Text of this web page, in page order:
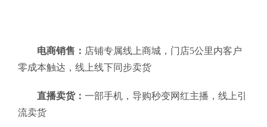
电商销售： 店铺专属线上商城，门店5公里内客户
零成本触达，线上线下同步卖货
直播卖货： 一部手机，导购秒变网红主播，线上引
流卖货